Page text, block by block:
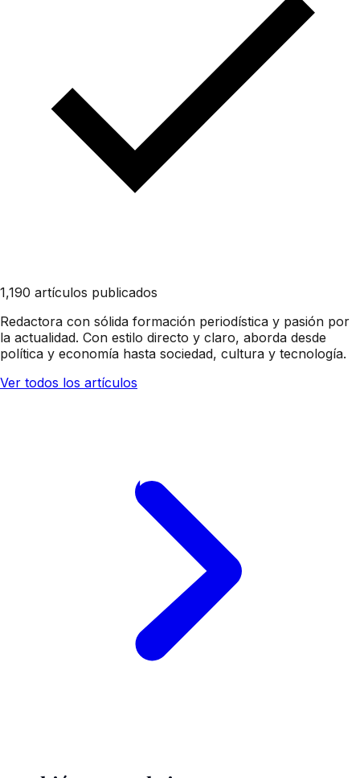
1,190 artículos publicados
Redactora con sólida formación periodística y pasión por
la actualidad. Con estilo directo y claro, aborda desde
política y economía hasta sociedad, cultura y tecnología.
Ver todos los artículos